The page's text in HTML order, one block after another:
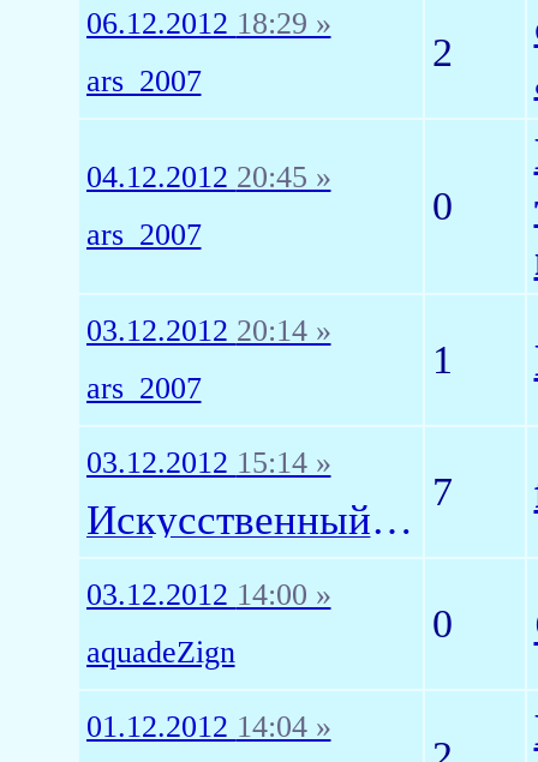
06.12.2012 18:29 »
ars_2007
2
04.12.2012 20:45 »
ars_2007
0
03.12.2012 20:14 »
ars_2007
1
03.12.2012 15:14 »
Искусственный Интеллект1
7
03.12.2012 14:00 »
aquadeZign
0
01.12.2012 14:04 »